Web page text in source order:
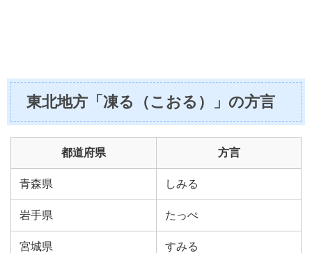
東北地方「凍る（こおる）」の方言
都道府県 方言
青森県 しみる
岩手県 たっぺ
宮城県 すみる